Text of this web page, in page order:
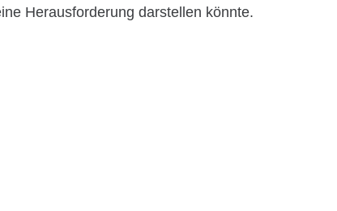
Herausforderung darstellen könnte.